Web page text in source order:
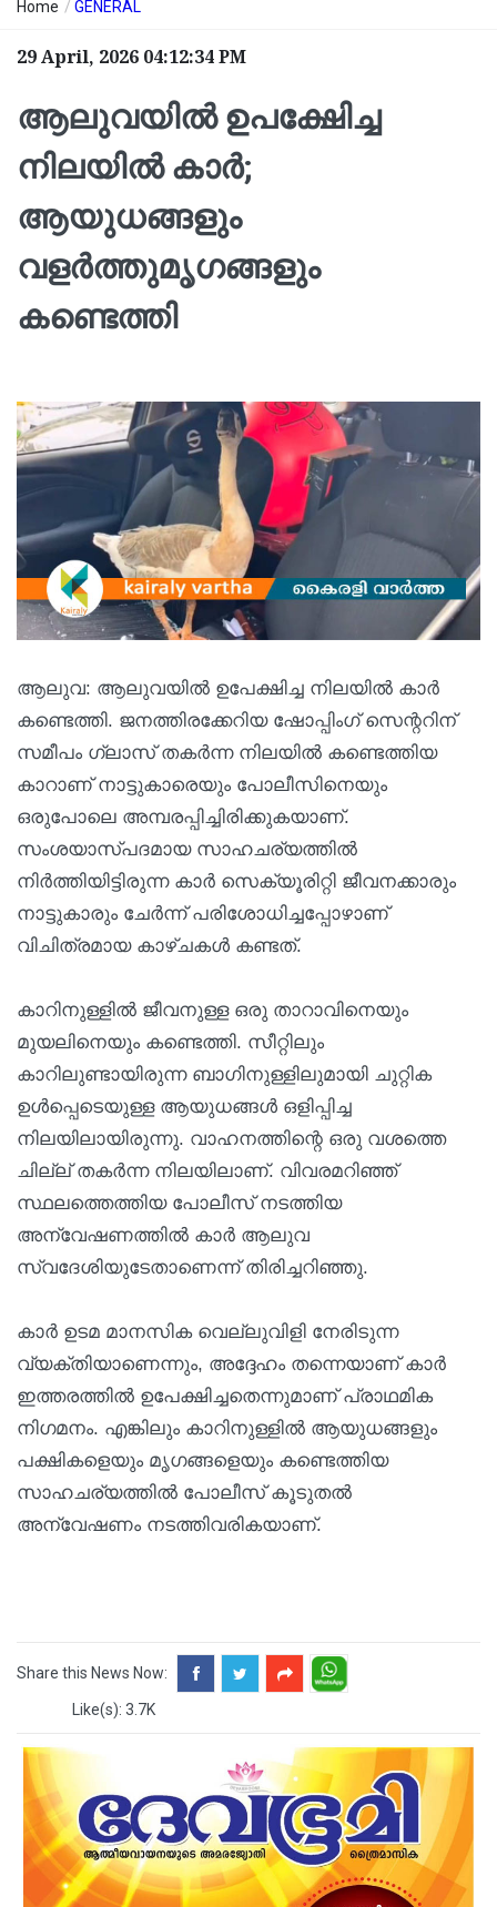
Home / GENERAL
29 April, 2026 04:12:34 PM
ആലുവയില്‍ ഉപക്ഷേിച്ച
നിലയില്‍ കാർ;
ആയുധങ്ങളും
വളര്‍ത്തുമൃഗങ്ങളും
കണ്ടെത്തി
ആലുവ: ആലുവയിൽ ഉപേക്ഷിച്ച നിലയിൽ കാർ
കണ്ടെത്തി. ജനത്തിരക്കേറിയ ഷോപ്പിംഗ് സെന്ററിന്
സമീപം ഗ്ലാസ് തകർന്ന നിലയിൽ കണ്ടെത്തിയ
കാറാണ് നാട്ടുകാരെയും പോലീസിനെയും
ഒരുപോലെ അമ്പരപ്പിച്ചിരിക്കുകയാണ്.
സംശയാസ്പദമായ സാഹചര്യത്തിൽ
നിർത്തിയിട്ടിരുന്ന കാർ സെക്യൂരിറ്റി ജീവനക്കാരും
നാട്ടുകാരും ചേർന്ന് പരിശോധിച്ചപ്പോഴാണ്
വിചിത്രമായ കാഴ്ചകൾ കണ്ടത്.
കാറിനുള്ളിൽ ജീവനുള്ള ഒരു താറാവിനെയും
മുയലിനെയും കണ്ടെത്തി. സീറ്റിലും
കാറിലുണ്ടായിരുന്ന ബാഗിനുള്ളിലുമായി ചുറ്റിക
ഉൾപ്പെടെയുള്ള ആയുധങ്ങൾ ഒളിപ്പിച്ച
നിലയിലായിരുന്നു. വാഹനത്തിന്റെ ഒരു വശത്തെ
ചില്ല് തകർന്ന നിലയിലാണ്. വിവരമറിഞ്ഞ്
സ്ഥലത്തെത്തിയ പോലീസ് നടത്തിയ
അന്വേഷണത്തിൽ കാർ ആലുവ
സ്വദേശിയുടേതാണെന്ന് തിരിച്ചറിഞ്ഞു.
കാർ ഉടമ മാനസിക വെല്ലുവിളി നേരിടുന്ന
വ്യക്തിയാണെന്നും, അദ്ദേഹം തന്നെയാണ് കാർ
ഇത്തരത്തിൽ ഉപേക്ഷിച്ചതെന്നുമാണ് പ്രാഥമിക
നിഗമനം. എങ്കിലും കാറിനുള്ളിൽ ആയുധങ്ങളും
പക്ഷികളെയും മൃഗങ്ങളെയും കണ്ടെത്തിയ
സാഹചര്യത്തിൽ പോലീസ് കൂടുതൽ
അന്വേഷണം നടത്തിവരികയാണ്.
Share this News Now:
Like(s): 3.7K